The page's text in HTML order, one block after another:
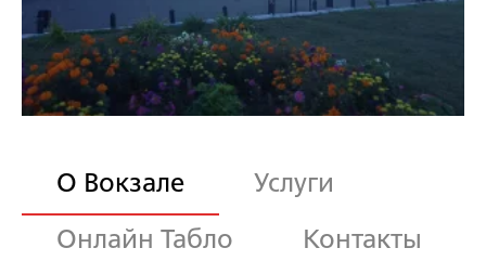
О Вокзале Услуги
Онлайн Табло Контакты